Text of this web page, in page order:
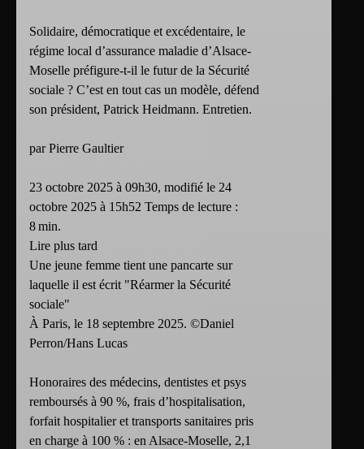
Solidaire, démocratique et excédentaire, le
régime local d’assurance maladie d’Alsace-
Moselle préfigure-t-il le futur de la Sécurité
sociale ? C’est en tout cas un modèle, défend
son président, Patrick Heidmann. Entretien.
par Pierre Gaultier
23 octobre 2025 à 09h30, modifié le 24
octobre 2025 à 15h52 Temps de lecture :
8 min.
Lire plus tard
Une jeune femme tient une pancarte sur
laquelle il est écrit "Réarmer la Sécurité
sociale"
À Paris, le 18 septembre 2025. ©Daniel
Perron/Hans Lucas
Honoraires des médecins, dentistes et psys
remboursés à 90 %, frais d’hospitalisation,
forfait hospitalier et transports sanitaires pris
en charge à 100 % : en Alsace-Moselle, 2,1